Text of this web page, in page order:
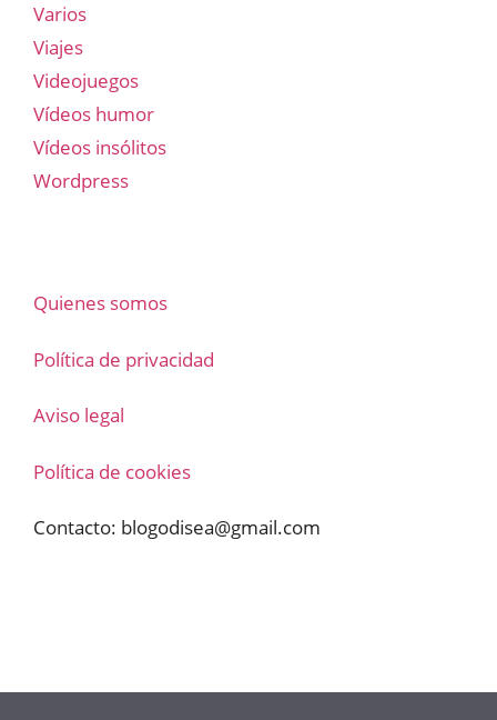
Varios
Viajes
Videojuegos
Vídeos humor
Vídeos insólitos
Wordpress
Quienes somos
Política de privacidad
Aviso legal
Política de cookies
Contacto: blogodisea@gmail.com